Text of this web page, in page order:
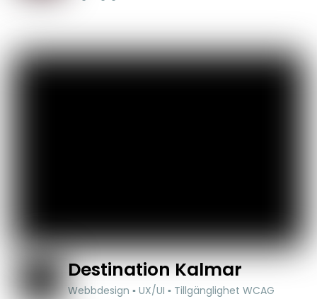
Destination Kalmar
Webbdesign ▪ UX/UI ▪ Tillgänglighet WCAG